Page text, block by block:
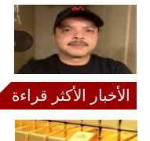
الأخبار الأكثر قراءة